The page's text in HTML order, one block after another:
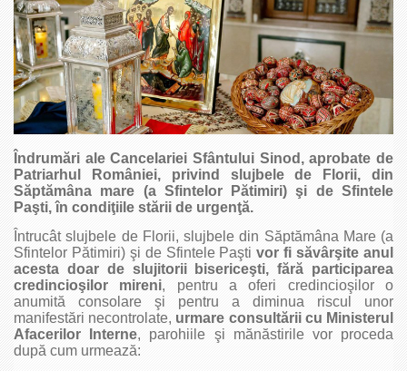
Îndrumări ale Cancelariei Sfântului Sinod, aprobate de
Patriarhul României, privind slujbele de Florii, din
Săptămâna mare (a Sfintelor Pătimiri) şi de Sfintele
Paşti, în condiţiile stării de urgenţă.
Întrucât slujbele de Florii, slujbele din Săptămâna Mare (a
Sfintelor Pătimiri) şi de Sfintele Paştivor fi săvârşite anul
acesta doar de slujitorii bisericeşti, fără participarea
credincioşilor mireni, pentru a oferi credincioşilor o
anumită consolare şi pentru a diminua riscul unor
manifestări necontrolate, urmare consultării cu Ministerul
Afacerilor Interne, parohiile şi mănăstirile vor proceda
după cum urmează: